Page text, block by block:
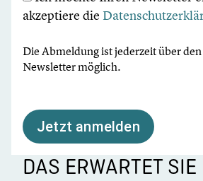
akzeptiere die
Die Abmeldung ist jederzeit über
Newsletter möglich.
Jetzt anmelden
DAS ERWARTET SIE